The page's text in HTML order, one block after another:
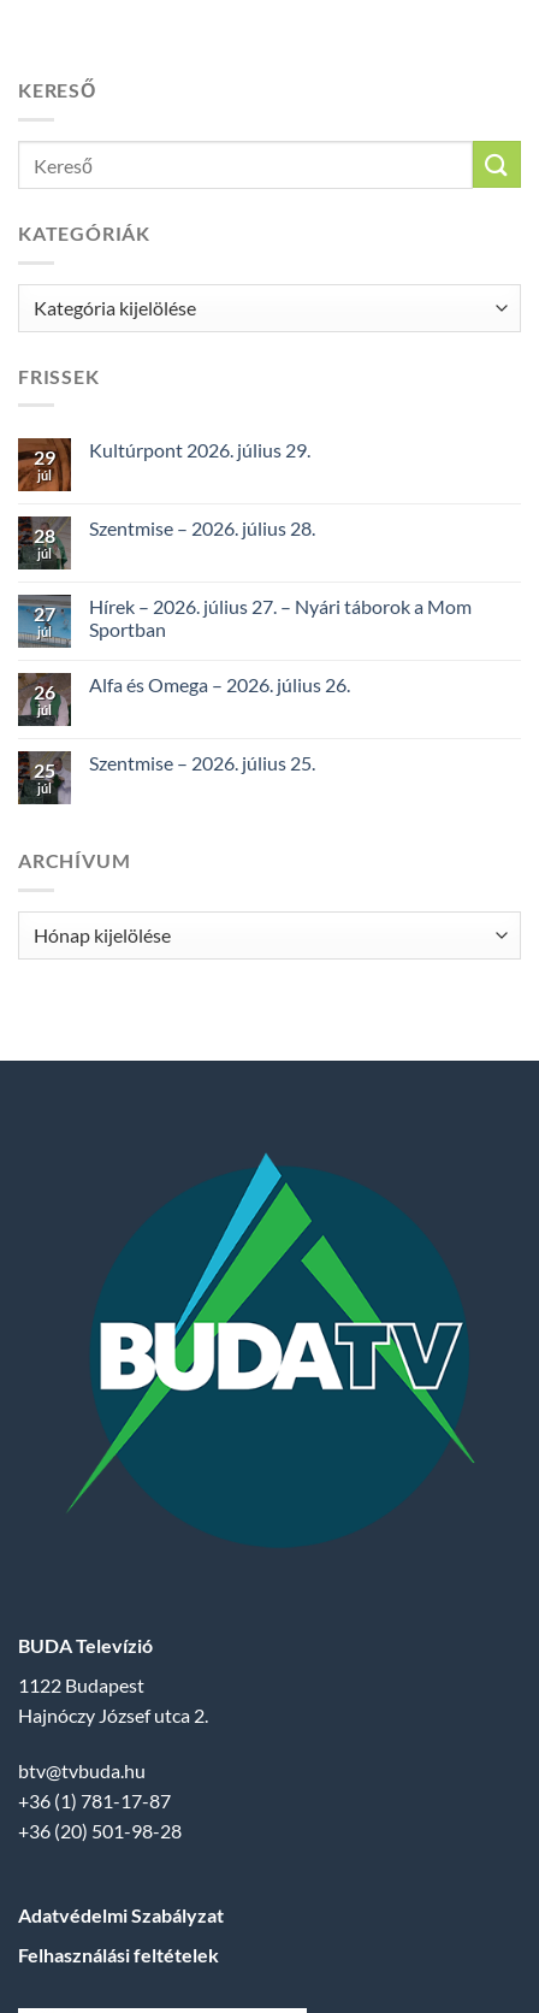
KERESŐ
KATEGÓRIÁK
Kategóriák
FRISSEK
29
júl
Kultúrpont 2026. július 29.
28
júl
Szentmise – 2026. július 28.
27
júl
Hírek – 2026. július 27. – Nyári táborok a Mom
Sportban
26
júl
Alfa és Omega – 2026. július 26.
25
júl
Szentmise – 2026. július 25.
ARCHÍVUM
Archívum
BUDA Televízió
1122 Budapest
Hajnóczy József utca 2.
btv@tvbuda.hu
+36 (1) 781-17-87
+36 (20) 501-98-28
Adatvédelmi Szabályzat
Felhasználási feltételek